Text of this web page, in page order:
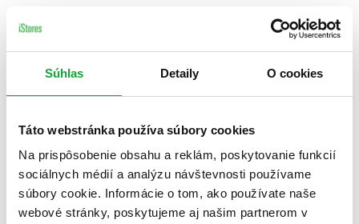
Súhlas Detaily O cookies
Táto webstránka používa súbory cookies
Na prispôsobenie obsahu a reklám, poskytovanie funkcií
sociálnych médií a analýzu návštevnosti používame
súbory cookie. Informácie o tom, ako používate naše
webové stránky, poskytujeme aj našim partnerom v